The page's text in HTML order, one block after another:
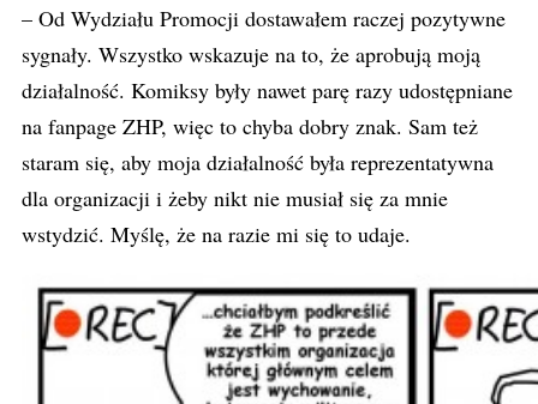
– Od Wydziału Promocji dostawałem raczej pozytywne
sygnały. Wszystko wskazuje na to, że aprobują moją
działalność. Komiksy były nawet parę razy udostępniane
na fanpage ZHP, więc to chyba dobry znak. Sam też
staram się, aby moja działalność była reprezentatywna
dla organizacji i żeby nikt nie musiał się za mnie
wstydzić. Myślę, że na razie mi się to udaje.